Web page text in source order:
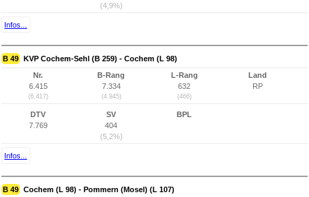
(4,9%)
Infos...
B 49 KVP Cochem-Sehl (B 259) - Cochem (L 98)
Nr.
6.415
(6.417)
B-Rang
7.334
(4.945)
L-Rang
632
(466)
Land
RP
DTV
7.769
SV
404
(5,2%)
BPL
Infos...
B 49 Cochem (L 98) - Pommern (Mosel) (L 107)